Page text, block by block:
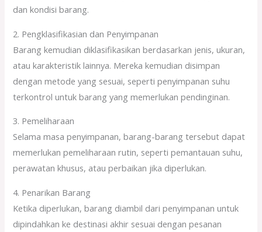
dan kondisi barang.
2. Pengklasifikasian dan Penyimpanan
Barang kemudian diklasifikasikan berdasarkan jenis, ukuran,
atau karakteristik lainnya. Mereka kemudian disimpan
dengan metode yang sesuai, seperti penyimpanan suhu
terkontrol untuk barang yang memerlukan pendinginan.
3. Pemeliharaan
Selama masa penyimpanan, barang-barang tersebut dapat
memerlukan pemeliharaan rutin, seperti pemantauan suhu,
perawatan khusus, atau perbaikan jika diperlukan.
4. Penarikan Barang
Ketika diperlukan, barang diambil dari penyimpanan untuk
dipindahkan ke destinasi akhir sesuai dengan pesanan